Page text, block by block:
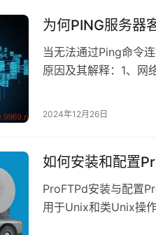
为何PING服务器
当无法通过Ping命令
原因及其解释：1、网
2、防火墙设置： -
2024年12月26日
如何安装和配置
ProFTPd安装与配置
用于Unix和类Unix操